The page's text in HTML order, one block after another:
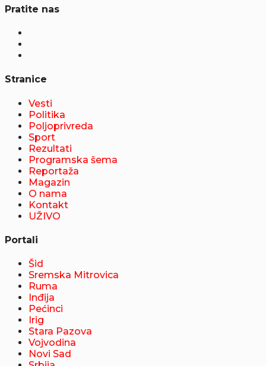
Pratite nas
Stranice
Vesti
Politika
Poljoprivreda
Sport
Rezultati
Programska šema
Reportaža
Magazin
O nama
Kontakt
UŽIVO
Portali
Šid
Sremska Mitrovica
Ruma
Inđija
Pećinci
Irig
Stara Pazova
Vojvodina
Novi Sad